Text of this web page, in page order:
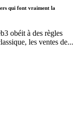
qui font vraiment la
obéit à des règles
les ventes de...